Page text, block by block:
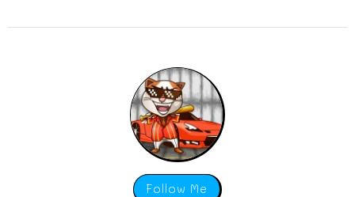
Follow Me